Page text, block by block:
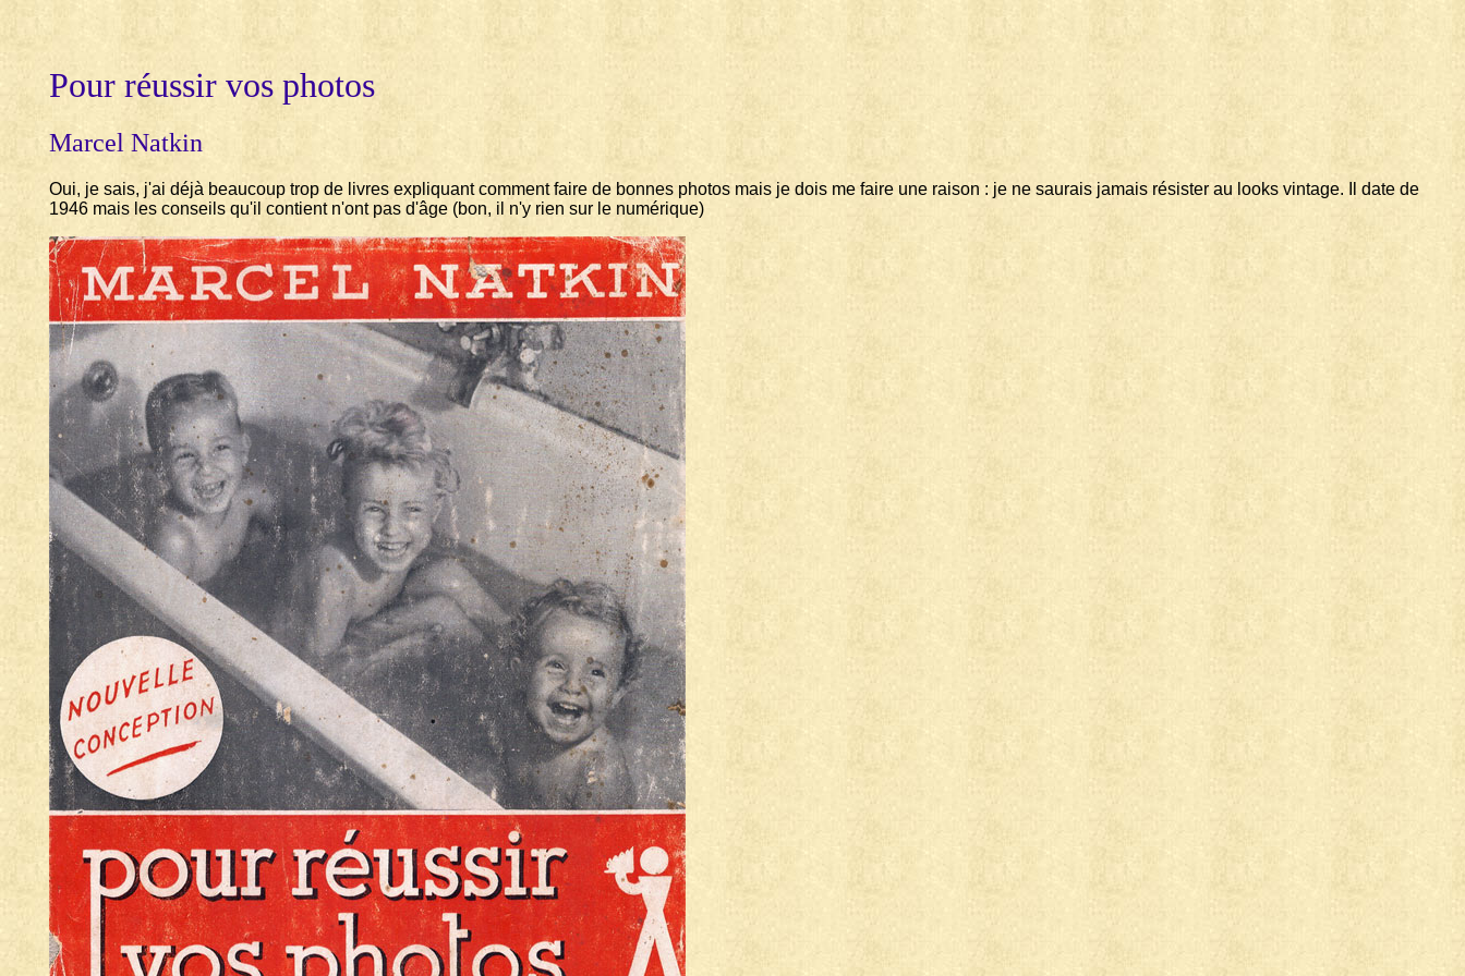
Pour réussir vos photos
Marcel Natkin
Oui, je sais, j'ai déjà beaucoup trop de livres expliquant comment faire de bonnes photos mais je dois me faire une raison : je ne saurais jamais résister au looks vintage. Il date de
1946 mais les conseils qu'il contient n'ont pas d'âge (bon, il n'y rien sur le numérique)